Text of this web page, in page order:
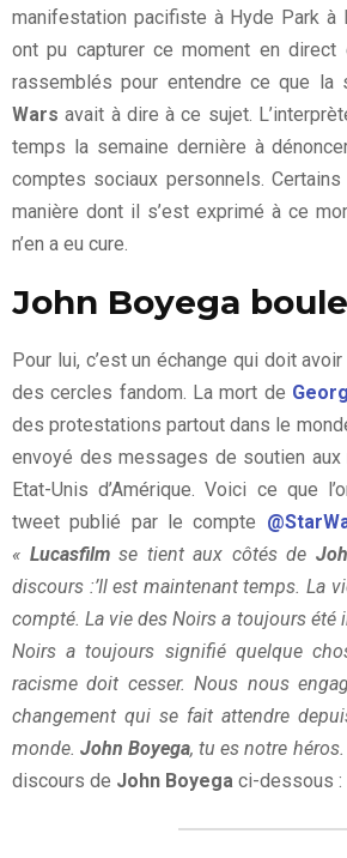
manifestation pacifiste à Hyde Park à
ont pu capturer ce moment en
rassemblés pour entendre ce que la
Wars avait à dire à ce sujet.
temps la semaine dernière à
comptes sociaux personnels.
manière dont il s’est exprimé à ce
n’en a eu cure.
John Boyega
Pour lui, c’est un échange qui doit
des cercles fandom. La mort de
des protestations partout dans le
envoyé des messages de soutien
Etat-Unis d’Amérique. Voici ce que
tweet publié par le compte
« Lucasfilmse tient aux côtés de
discours :’Il est maintenant temps. La
compté. La vie des Noirs a toujours été
Noirs a toujours signifié quelque
racisme doit cesser. Nous nous
changement qui se fait attendre
monde. John Boyega, tu es notre héros.
discours de John Boyega ci-dessous :